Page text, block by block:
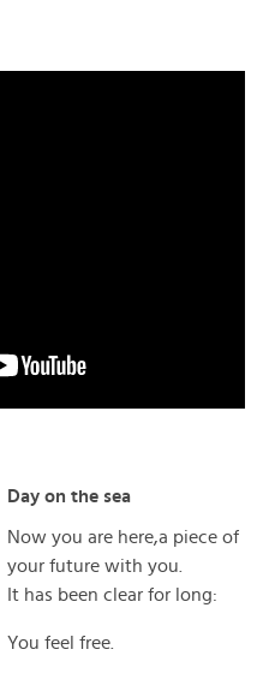
Day on the sea
Now you are here,a piece of
your future with you.
It has been clear for long:
You feel free.